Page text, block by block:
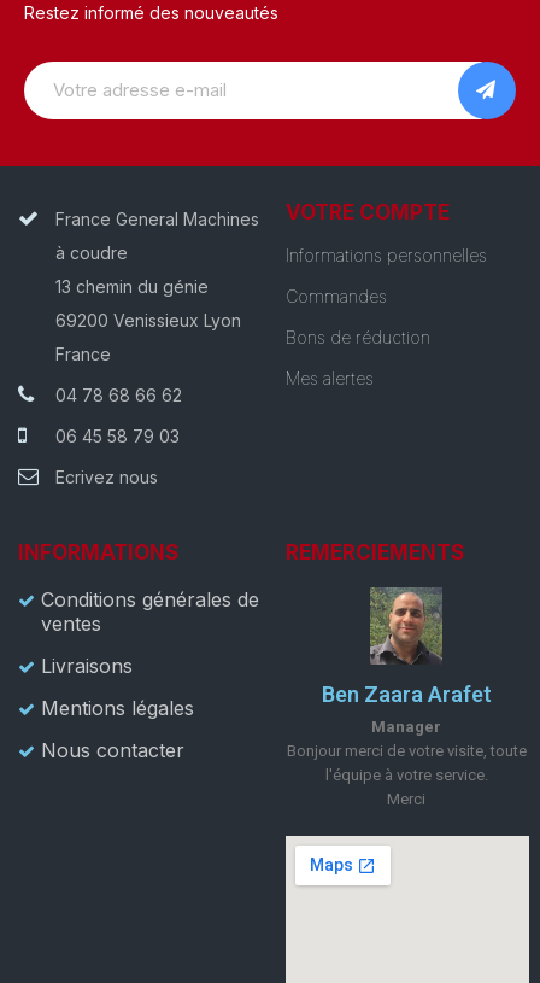
Restez informé des nouveautés
France General Machines
à coudre
13 chemin du génie
69200 Venissieux Lyon
France
04 78 68 66 62
06 45 58 79 03
Ecrivez nous
VOTRE COMPTE
Informations personnelles
Commandes
Bons de réduction
Mes alertes
INFORMATIONS
Conditions générales de
ventes
Livraisons
Mentions légales
Nous contacter
REMERCIEMENTS
Ben Zaara Arafet
Manager
Bonjour merci de votre visite, toute
l'équipe à votre service.
Merci